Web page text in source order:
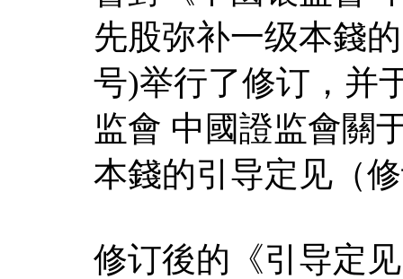
先股弥补一级本錢
号)举行了修订，并
监會 中國證监會關
本錢的引导定见（
修订後的《引导定